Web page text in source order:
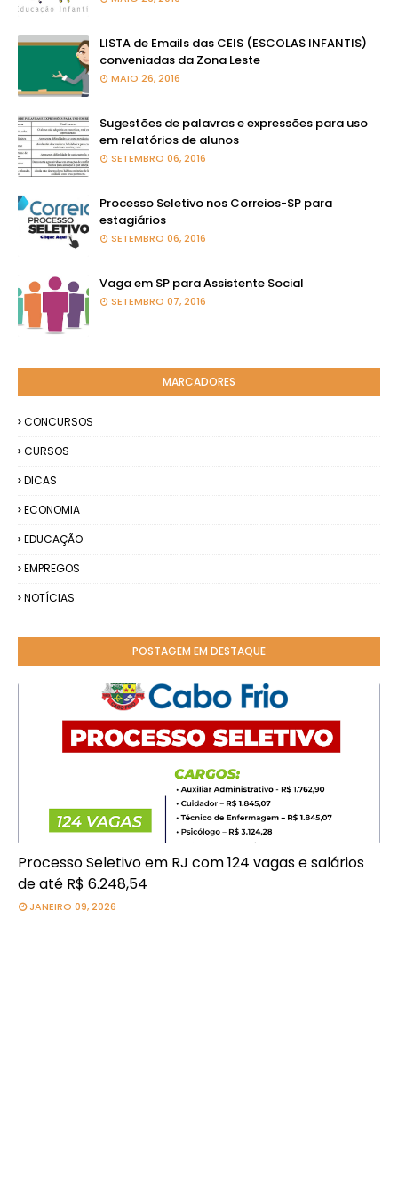
LISTA de Emails das CEIS (ESCOLAS INFANTIS)
conveniadas da Zona Leste
MAIO 26, 2016
Sugestões de palavras e expressões para uso
em relatórios de alunos
SETEMBRO 06, 2016
Processo Seletivo nos Correios-SP para
estagiários
SETEMBRO 06, 2016
Vaga em SP para Assistente Social
SETEMBRO 07, 2016
MARCADORES
CONCURSOS
CURSOS
DICAS
ECONOMIA
EDUCAÇÃO
EMPREGOS
NOTÍCIAS
POSTAGEM EM DESTAQUE
Processo Seletivo em RJ com 124 vagas e salários
de até R$ 6.248,54
JANEIRO 09, 2026